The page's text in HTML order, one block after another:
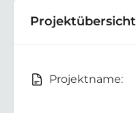
Projektübersicht
Projektname: